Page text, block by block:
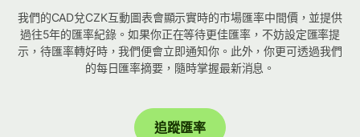
我們的CAD兌CZK互動圖表會顯示實時的市場匯率中間價，並提供
過往5年的匯率紀錄。如果你正在等待更佳匯率，不妨設定匯率提
示，待匯率轉好時，我們便會立即通知你。此外，你更可透過我們
的每日匯率摘要，隨時掌握最新消息。
追蹤匯率